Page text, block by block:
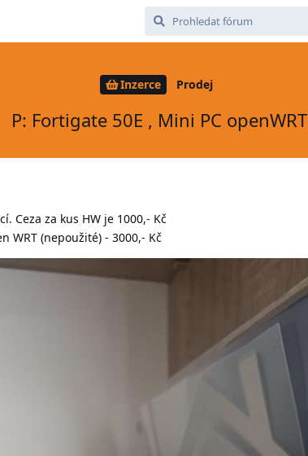
Inzerce Prodej
P: Fortigate 50E , Mini PC openWRT
Ceza za kus HW je 1000,- Kč
WRT (nepoužité) - 3000,- Kč